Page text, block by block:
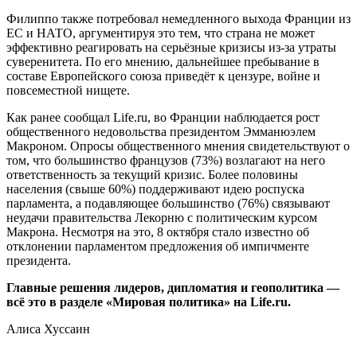
Филиппо также потребовал немедленного выхода Франции из
ЕС и НАТО, аргументируя это тем, что страна не может
эффективно реагировать на серьёзные кризисы из-за утраты
суверенитета. По его мнению, дальнейшее пребывание в
составе Европейского союза приведёт к цензуре, войне и
повсеместной нищете.
Как ранее сообщал Life.ru, во Франции наблюдается рост
общественного недовольства президентом Эмманюэлем
Макроном. Опросы общественного мнения свидетельствуют о
том, что большинство французов (73%) возлагают на него
ответственность за текущий кризис. Более половины
населения (свыше 60%) поддерживают идею роспуска
парламента, а подавляющее большинство (76%) связывают
неудачи правительства Лекорню с политическим курсом
Макрона. Несмотря на это, 8 октября стало известно об
отклонении парламентом предложения об импичменте
президента.
Главные решения лидеров, дипломатия и геополитика —
всё это в разделе «Мировая политика» на Life.ru.
Алиса Хуссаин